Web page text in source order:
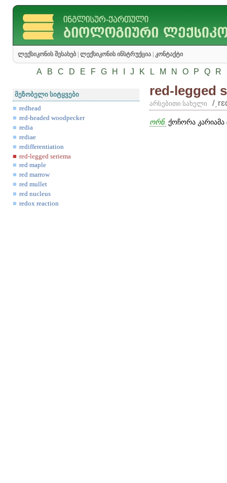
ლექსიკონის შესახებ ლექსიკონის ინსტრუქცია კონტაქტი
A B C D E F G H J K L M N O P Q R
მეზობელი სიტყვები
redhead
red-headed woodpecker
redia
rediae
redifferentiation
red-legged seriema
red maple
red marrow
red mullet
red nucleus
redox reaction
red-legged
არსებითი სახელი /
ორნ. ქოჩორა კარიამა